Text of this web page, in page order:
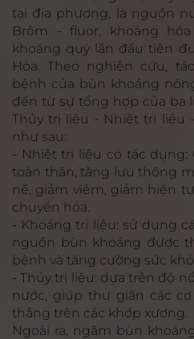
tại địa phương, là nguồn
Brôm - fluor, khoáng
khoáng quý lần đầu tiên
Hòa. Theo nghiên cứu,
bệnh của bùn khoáng
đến từ sự tổng hợp của ba
Thủy trị liệu - Nhiệt trị liệu
như sau:
- Nhiệt trị liệu có tác dụng:
toàn thân, tăng lưu thông
nề, giảm viêm, giảm hiện
chuyển hóa.
- Khoáng trị liệu: sử dụng
nguồn bùn khoáng được
bệnh và tăng cường sức
- Thủy trị liệu: dựa trên độ
nước, giúp thư giãn các
thẳng trên các khớp xương.
Ngoài ra, ngâm bùn